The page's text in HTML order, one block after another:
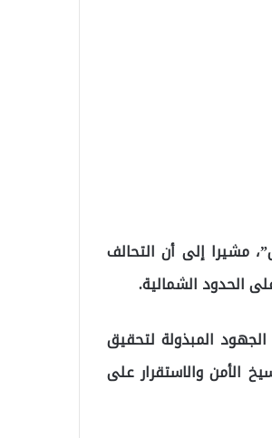
مشيرا إلى أن التحالف
الحدود الشمالية.
المبذولة لتحقيق
الأمن والاستقرار على